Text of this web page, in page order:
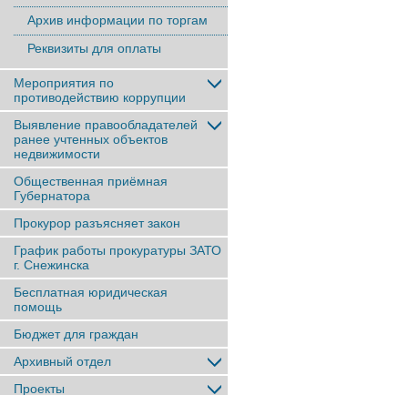
Архив информации по торгам
Реквизиты для оплаты
Мероприятия по
противодействию коррупции
Выявление правообладателей
ранее учтенныx объектов
недвижимости
Общественная приёмная
Губернатора
Прокурор разъясняет закон
График работы прокуратуры ЗАТО
г. Снежинска
Бесплатная юридическая
помощь
Бюджет для граждан
Архивный отдел
Проекты